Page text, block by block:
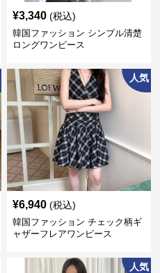
¥3,340 (税込)
韓国ファッション シンプル清楚
ロングワンピース
人気
¥6,940 (税込)
韓国ファッション チェック柄ギ
ャザーフレアワンピース
人気